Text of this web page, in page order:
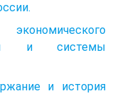
и системы
и история